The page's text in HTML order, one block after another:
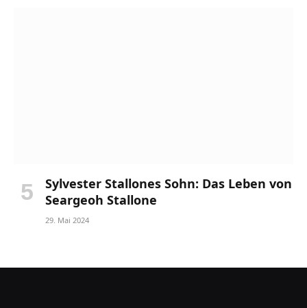
Sylvester Stallones Sohn: Das Leben von
Seargeoh Stallone
29. Mai 2024